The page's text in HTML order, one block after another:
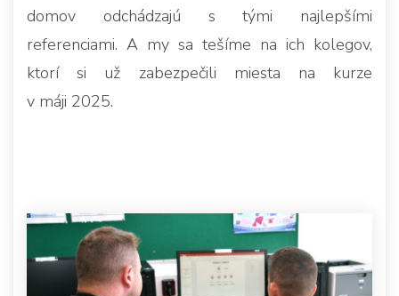
domov odchádzajú s tými najlepšími
referenciami. A my sa tešíme na ich kolegov,
ktorí si už zabezpečili miesta na kurze
v máji 2025.